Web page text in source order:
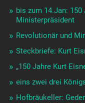
bis zum 14.Jan: 150
Ministerpräsident
Revolutionär und
Steckbriefe: Kurt
„150 Jahre Kurt
eins zwei drei
Hofbräukeller: